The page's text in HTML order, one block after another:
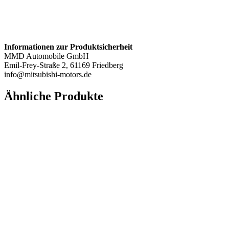
Informationen zur Produktsicherheit
MMD Automobile GmbH
Emil-Frey-Straße 2, 61169 Friedberg
info@mitsubishi-motors.de
Ähnliche Produkte